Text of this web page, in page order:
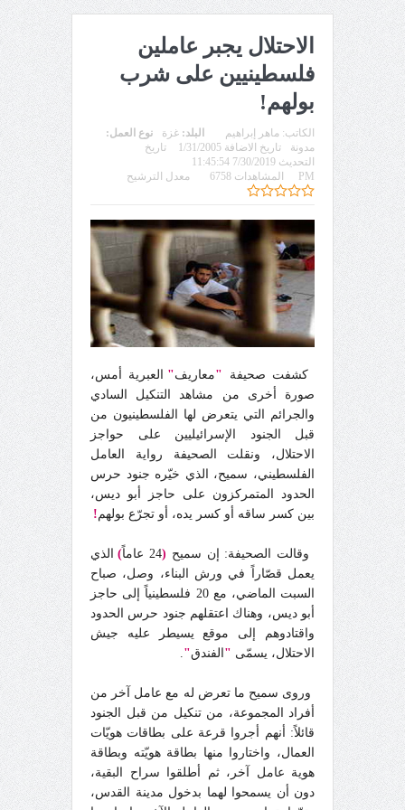
الاحتلال يجبر عاملين
فلسطينيين على شرب
بولهم!
الكاتب: ماهر إبراهيم البلد: غزة
نوع العمل:
مدونة
تاريخ الاضافة 1/31/2005
تاريخ
التحديث 7/30/2019 11:45:54
PM
المشاهدات 6758 معدل الترشيح
كشفت صحيفة "معاريف" العبرية أمس،
صورة أخرى من مشاهد التنكيل السادي
والجرائم التي يتعرض لها الفلسطينيون من
قبل الجنود الإسرائيليين على حواجز
الاحتلال، ونقلت الصحيفة رواية العامل
الفلسطيني، سميح، الذي خيّره جنود حرس
الحدود المتمركزون على حاجز أبو ديس،
بين كسر ساقه أو كسر يده، أو تجرّع بولهم!
وقالت الصحيفة: إن سميح (24 عاماً ) الذي
يعمل قصّاراً في ورش البناء، وصل، صباح
السبت الماضي، مع 20 فلسطينياً إلى حاجز
أبو ديس، وهناك اعتقلهم جنود حرس الحدود
واقتادوهم إلى موقع يسيطر عليه جيش
الاحتلال، يسمّى " الفندق"
.
وروى سميح ما تعرض له مع عامل آخر من
أفراد المجموعة، من تنكيل من قبل الجنود
قائلاً: أنهم أجروا قرعة على بطاقات هويّات
العمال، واختاروا منها بطاقة هويّته وبطاقة
هوية عامل آخر، ثم أطلقوا سراح البقية،
دون أن يسمحوا لهما بدخول مدينة القدس،